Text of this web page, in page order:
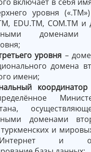
уровня
EDU.TM, COM.TM и
доменами
уровня –
домена
имени;
координатор
доменами
и
и